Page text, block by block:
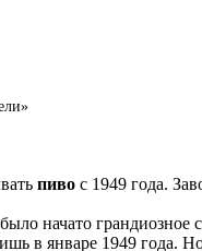
пиво с 1949 года.
начато грандиозное
в январе 1949 года.